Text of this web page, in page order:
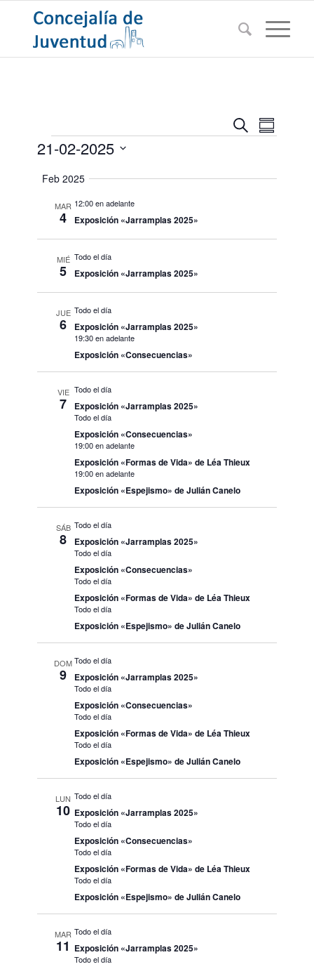
y
Buscar
de
Evento
Resumen
Eventos
21-02-2025
fecha.
Feb 2025
MAR
4
12:00 en adelante
Exposición «Jarramplas 2025»
MIÉ
5
Todo el día
Exposición «Jarramplas 2025»
JUE
6
Todo el día
Exposición «Jarramplas 2025»
19:30 en adelante
Exposición «Consecuencias»
VIE
7
Todo el día
Exposición «Jarramplas 2025»
Todo el día
Exposición «Consecuencias»
19:00 en adelante
Exposición «Formas de Vida» de Léa Thieux
19:00 en adelante
Exposición «Espejismo» de Julián Canelo
SÁB
8
Todo el día
Exposición «Jarramplas 2025»
Todo el día
Exposición «Consecuencias»
Todo el día
Exposición «Formas de Vida» de Léa Thieux
Todo el día
Exposición «Espejismo» de Julián Canelo
DOM
9
Todo el día
Exposición «Jarramplas 2025»
Todo el día
Exposición «Consecuencias»
Todo el día
Exposición «Formas de Vida» de Léa Thieux
Todo el día
Exposición «Espejismo» de Julián Canelo
LUN
10
Todo el día
Exposición «Jarramplas 2025»
Todo el día
Exposición «Consecuencias»
Todo el día
Exposición «Formas de Vida» de Léa Thieux
Todo el día
Exposición «Espejismo» de Julián Canelo
MAR
11
Todo el día
Exposición «Jarramplas 2025»
Todo el día